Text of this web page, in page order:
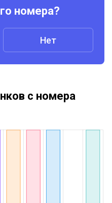
номера?
Нет
с номера